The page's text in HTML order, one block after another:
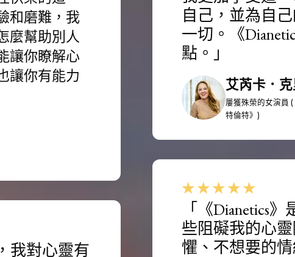
和磨難，我
麼幫助別人
讓你瞭解心
讓你有能力
我對心靈有
自己，並為自
一切。
《
點。」
艾芮卡．
屢獲殊榮的女演員
特倫特》)
「《Dianetics
些阻礙我的心
懼、不想要的